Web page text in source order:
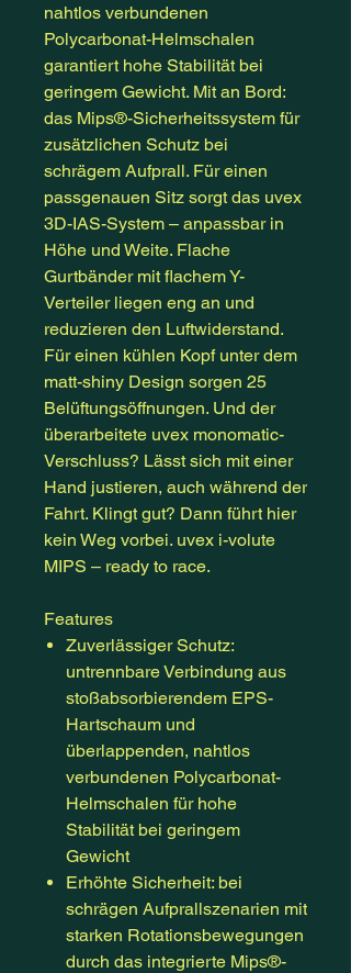
nahtlos verbundenen
Polycarbonat-Helmschalen
garantiert hohe Stabilität bei
geringem Gewicht. Mit an Bord:
das Mips®-Sicherheitssystem für
zusätzlichen Schutz bei
schrägem Aufprall. Für einen
passgenauen Sitz sorgt das uvex
3D-IAS-System – anpassbar in
Höhe und Weite. Flache
Gurtbänder mit flachem Y-
Verteiler liegen eng an und
reduzieren den Luftwiderstand.
Für einen kühlen Kopf unter dem
matt-shiny Design sorgen 25
Belüftungsöffnungen. Und der
überarbeitete uvex monomatic-
Verschluss? Lässt sich mit einer
Hand justieren, auch während der
Fahrt. Klingt gut? Dann führt hier
kein Weg vorbei. uvex i-volute
MIPS – ready to race.
Features
Zuverlässiger Schutz:
untrennbare Verbindung aus
stoßabsorbierendem EPS-
Hartschaum und
überlappenden, nahtlos
verbundenen Polycarbonat-
Helmschalen für hohe
Stabilität bei geringem
Gewicht
Erhöhte Sicherheit: bei
schrägen Aufprallszenarien mit
starken Rotationsbewegungen
durch das integrierte Mips®-